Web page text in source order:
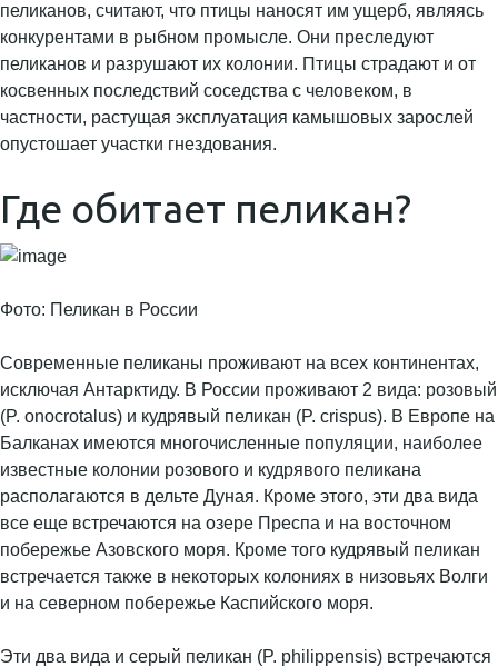
пеликанов, считают, что птицы наносят им ущерб, являясь
конкурентами в рыбном промысле. Они преследуют
пеликанов и разрушают их колонии. Птицы страдают и от
косвенных последствий соседства с человеком, в
частности, растущая эксплуатация камышовых зарослей
опустошает участки гнездования.
Где обитает пеликан?
Фото: Пеликан в России
Современные пеликаны проживают на всех континентах,
исключая Антарктиду. В России проживают 2 вида: розовый
(P. onocrotalus) и кудрявый пеликан (P. crispus). В Европе на
Балканах имеются многочисленные популяции, наиболее
известные колонии розового и кудрявого пеликана
располагаются в дельте Дуная. Кроме этого, эти два вида
все еще встречаются на озере Преспа и на восточном
побережье Азовского моря. Кроме того кудрявый пеликан
встречается также в некоторых колониях в низовьях Волги
и на северном побережье Каспийского моря.
Эти два вида и серый пеликан (P. philippensis) встречаются